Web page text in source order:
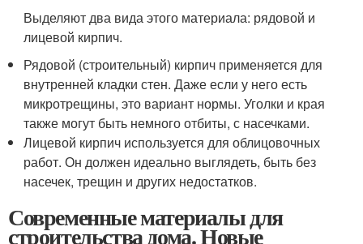
Выделяют два вида этого материала: рядовой и
лицевой кирпич.
Рядовой (строительный) кирпич применяется для
внутренней кладки стен. Даже если у него есть
микротрещины, это вариант нормы. Уголки и края
также могут быть немного отбиты, с насечками.
Лицевой кирпич используется для облицовочных
работ. Он должен идеально выглядеть, быть без
насечек, трещин и других недостатков.
Современные материалы для
строительства дома. Новые